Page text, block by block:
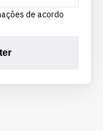
de acordo